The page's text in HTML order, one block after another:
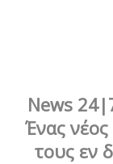
News
Ένας νέος
τους εν